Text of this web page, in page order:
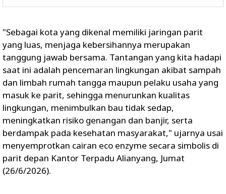
"Sebagai kota yang dikenal memiliki jaringan parit
yang luas, menjaga kebersihannya merupakan
tanggung jawab bersama. Tantangan yang kita hadapi
saat ini adalah pencemaran lingkungan akibat sampah
dan limbah rumah tangga maupun pelaku usaha yang
masuk ke parit, sehingga menurunkan kualitas
lingkungan, menimbulkan bau tidak sedap,
meningkatkan risiko genangan dan banjir, serta
berdampak pada kesehatan masyarakat," ujarnya usai
menyemprotkan cairan eco enzyme secara simbolis di
parit depan Kantor Terpadu Alianyang, Jumat
(26/6/2026).